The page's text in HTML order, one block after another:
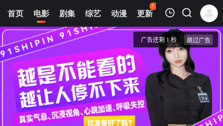
首页 电影 剧集 综艺 动漫 更新
132
热榜 APP
我的观影记录
正片
天地英雄
清空